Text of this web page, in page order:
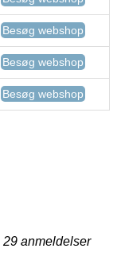
Besøg webshop
Besøg webshop
Besøg webshop
29 anmeldelser